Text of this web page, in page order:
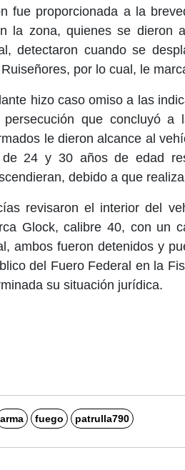
fue proporcionada a la
la zona, quienes se dieron
detectaron cuando se
por lo cual, le
hizo caso omiso a las
que concluyó a
le dieron alcance al
24 y 30 años de edad
debido a que
revisaron el interior del
Glock, calibre 40, con un
ambos fueron detenidos y
del Fuero Federal en la
su situación jurídica.
arma fuego patrulla790